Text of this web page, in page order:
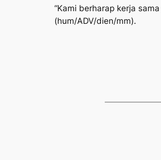
“Kami berharap kerja
(hum/ADV/dien/mm).